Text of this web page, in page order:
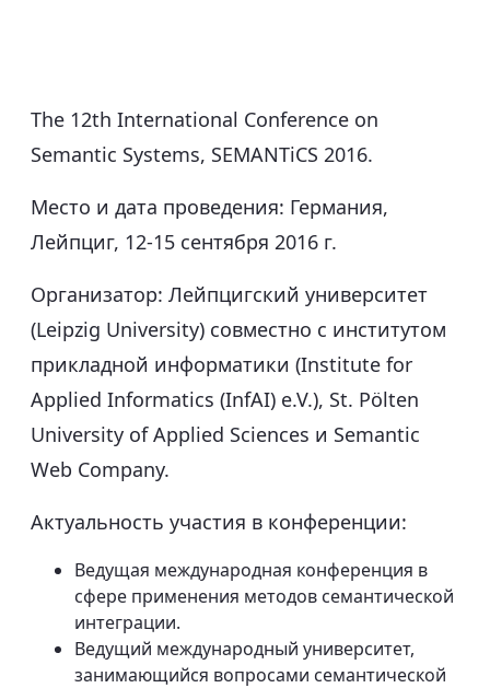
The 12th International Conference on
Semantic Systems, SEMANTiCS 2016.
Место и дата проведения: Германия,
Лейпциг, 12-15 сентября 2016 г.
Организатор: Лейпцигский университет
(Leipzig University) совместно с институтом
прикладной информатики (Institute for
Applied Informatics (InfAI) e.V.), St. Pölten
University of Applied Sciences и Semantic
Web Company.
Актуальность участия в конференции:
Ведущая международная конференция в
сфере применения методов семантической
интеграции.
Ведущий международный университет,
занимающийся вопросами семантической